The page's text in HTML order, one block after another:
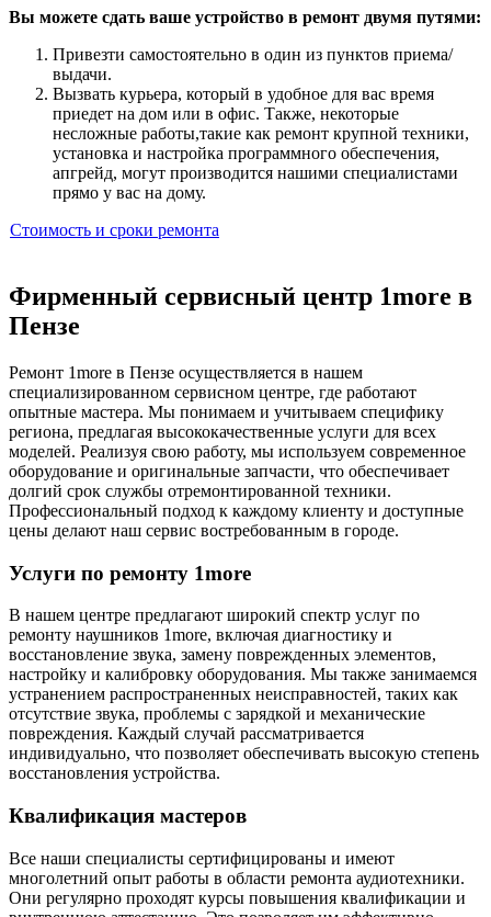
Вы можете сдать ваше устройство в ремонт двумя путями:
Привезти самостоятельно в один из пунктов приема/
выдачи.
Вызвать курьера, который в удобное для вас время
приедет на дом или в офис. Также, некоторые
несложные работы,такие как ремонт крупной техники,
установка и настройка программного обеспечения,
апгрейд, могут производится нашими специалистами
прямо у вас на дому.
Стоимость и сроки ремонта
Фирменный сервисный центр 1more в
Пензе
Ремонт 1more в Пензе осуществляется в нашем
специализированном сервисном центре, где работают
опытные мастера. Мы понимаем и учитываем специфику
региона, предлагая высококачественные услуги для всех
моделей. Реализуя свою работу, мы используем современное
оборудование и оригинальные запчасти, что обеспечивает
долгий срок службы отремонтированной техники.
Профессиональный подход к каждому клиенту и доступные
цены делают наш сервис востребованным в городе.
Услуги по ремонту 1more
В нашем центре предлагают широкий спектр услуг по
ремонту наушников 1more, включая диагностику и
восстановление звука, замену поврежденных элементов,
настройку и калибровку оборудования. Мы также занимаемся
устранением распространенных неисправностей, таких как
отсутствие звука, проблемы с зарядкой и механические
повреждения. Каждый случай рассматривается
индивидуально, что позволяет обеспечивать высокую степень
восстановления устройства.
Квалификация мастеров
Все наши специалисты сертифицированы и имеют
многолетний опыт работы в области ремонта аудиотехники.
Они регулярно проходят курсы повышения квалификации и